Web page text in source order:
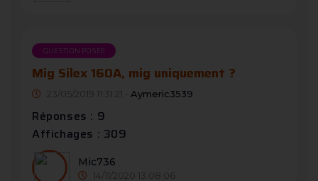
QUESTION POSÉE
Mig Silex 160A, mig uniquement ?
23/05/2019 11:31:21 - Aymeric3539
Réponses : 9
Affichages : 309
Mic736
14/11/2020 13:08:06